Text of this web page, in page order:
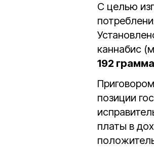
С целью
каннабис
192 грамма
позиции
платы в